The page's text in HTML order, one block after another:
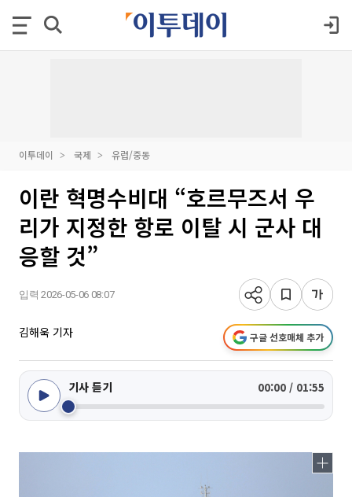
이투데이 국제 유럽/중동
이란 혁명수비대 “호르무즈서 우
리가 지정한 항로 이탈 시 군사 대
응할 것”
입력 2026-05-06 08:07
김해욱 기자 구글 선호매체 추가
기사 듣기 00:00 / 01:55